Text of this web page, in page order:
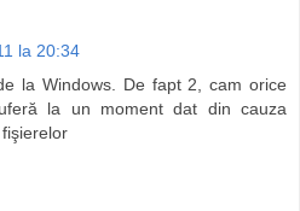
la 20:34
la Windows. De fapt 2, cam orice
la un moment dat din cauza